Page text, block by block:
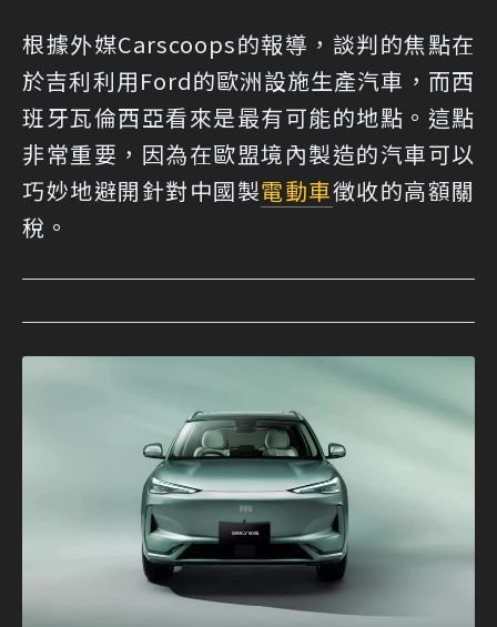
根據外媒Carscoops的報導 ，談判的焦點在
於吉利利用Ford的歐洲設施生產汽車，而西
班牙瓦倫西亞看來是最有可能的地點。這點
非常重要，因為在歐盟境內製造的汽車可以
巧妙地避開針對中國製電動車徵收的高額關
稅。